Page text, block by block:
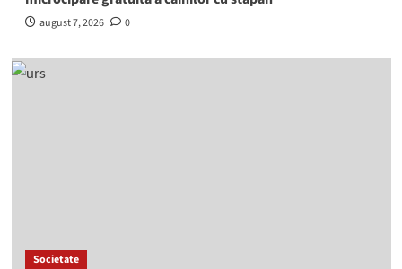
august 7, 2026 0
Societate